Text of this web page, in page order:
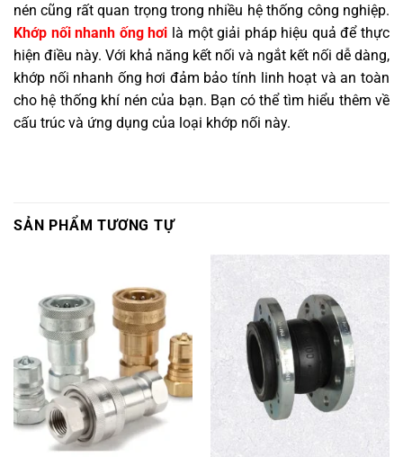
nén cũng rất quan trọng trong nhiều hệ thống công nghiệp.
Khớp nối nhanh ống hơi là một giải pháp hiệu quả để thực
hiện điều này. Với khả năng kết nối và ngắt kết nối dễ dàng,
khớp nối nhanh ống hơi đảm bảo tính linh hoạt và an toàn
cho hệ thống khí nén của bạn. Bạn có thể tìm hiểu thêm về
cấu trúc và ứng dụng của loại khớp nối này.
SẢN PHẨM TƯƠNG TỰ